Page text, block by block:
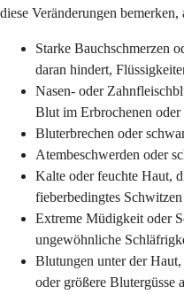
diese Veränderungen
Starke Bauchschmerzen
daran hindert,
Nasen- oder
Blut im Erbrochenen oder
Bluterbrechen oder
Atembeschwerden oder
Kalte oder feuchte Haut,
fieberbedingtes Schwitzen
Extreme Müdigkeit oder
ungewöhnliche
Blutungen unter der
oder größere Blutergüsse